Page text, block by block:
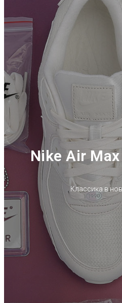
Nike Air
Классика в